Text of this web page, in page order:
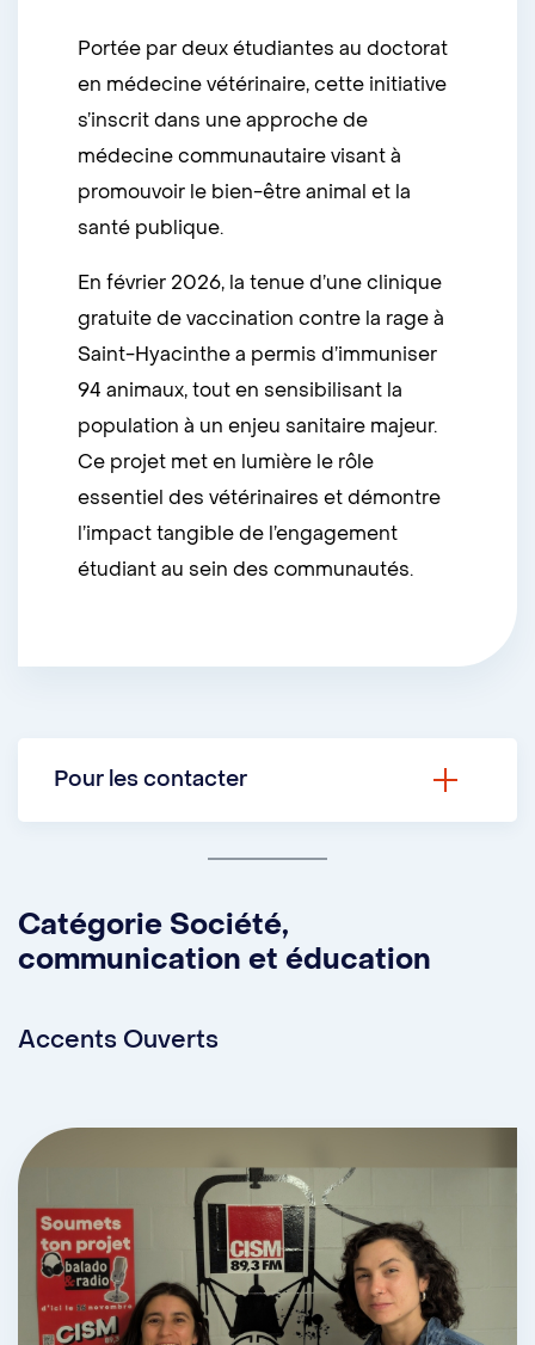
Portée par deux étudiantes au doctorat
en médecine vétérinaire, cette initiative
s’inscrit dans une approche de
médecine communautaire visant à
promouvoir le bien-être animal et la
santé publique.
En février 2026, la tenue d’une clinique
gratuite de vaccination contre la rage à
Saint-Hyacinthe a permis d’immuniser
94 animaux, tout en sensibilisant la
population à un enjeu sanitaire majeur.
Ce projet met en lumière le rôle
essentiel des vétérinaires et démontre
l’impact tangible de l’engagement
étudiant au sein des communautés.
Pour les contacter
CHUV
Publication Facebook
Catégorie Société,
communication et éducation
Accents Ouverts